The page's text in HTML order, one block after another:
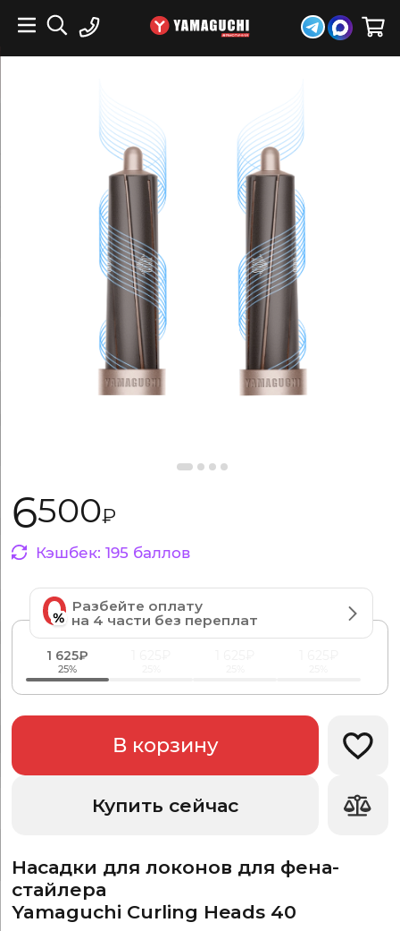
Насадки для локонов для фена-
стайлера
Yamaguchi Curling Heads 40
6500₽
Кэшбек: 195 баллов
Разбейте оплату
на 4 части без переплат
1 625₽
25%
Купить сейчас
В корзину